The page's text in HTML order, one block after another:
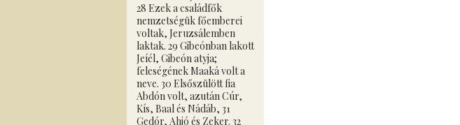
28 Ezek a családfők
nemzetségük főemberei
voltak, Jeruzsálemben
laktak. 29 Gibeónban lakott
Jeíél, Gibeón atyja;
feleségének Maaká volt a
neve. 30 Elsőszülött fia
Abdón volt, azután Cúr,
Kís, Baal és Nádáb, 31
Gedór, Ahjó és Zeker. 32